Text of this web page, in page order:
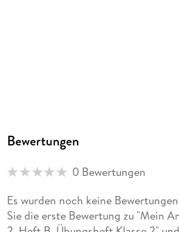
Bewertungen
0 Bewertungen
Es wurden noch keine
Sie die erste Bewertung zu "Mein